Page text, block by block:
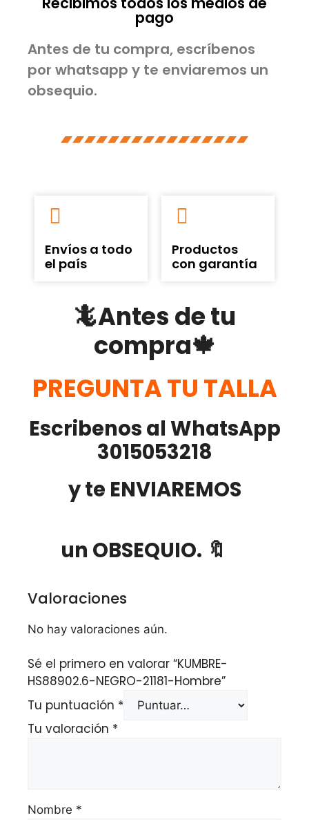
pago
Antes de tu compra, escríbenos
por whatsapp y te enviaremos un
obsequio.
Envíos a todo
el país
Productos
con garantía
🦎Antes de tu
compra🍁
PREGUNTA TU TALLA
Escribenos al WhatsApp
3015053218
y te ENVIAREMOS
un OBSEQUIO. 🔖
Valoraciones
No hay valoraciones aún.
Sé el primero en valorar “KUMBRE-
HS88902.6-NEGRO-21181-Hombre”
Tu puntuación *
Tu valoración *
Nombre *